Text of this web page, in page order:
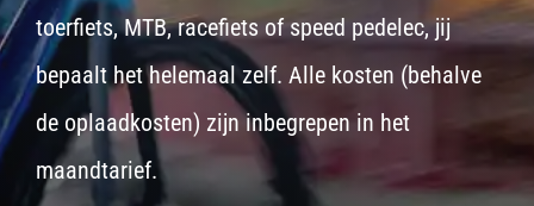
toerfiets,MTB,racefietsof speed pedelec, jij
bepaalt het helemaal zelf. Alle kosten (behalve
de oplaadkosten) zijn inbegrepen in het
maandtarief.